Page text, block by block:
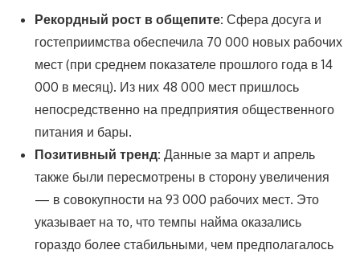
Рекордный рост в общепите: Сфера досуга и
гостеприимства обеспечила 70 000 новых рабочих
мест (при среднем показателе прошлого года в 14
000 в месяц). Из них 48 000 мест пришлось
непосредственно на предприятия общественного
питания и бары.
Позитивный тренд: Данные за март и апрель
также были пересмотрены в сторону увеличения
— в совокупности на 93 000 рабочих мест. Это
указывает на то, что темпы найма оказались
гораздо более стабильными, чем предполагалось